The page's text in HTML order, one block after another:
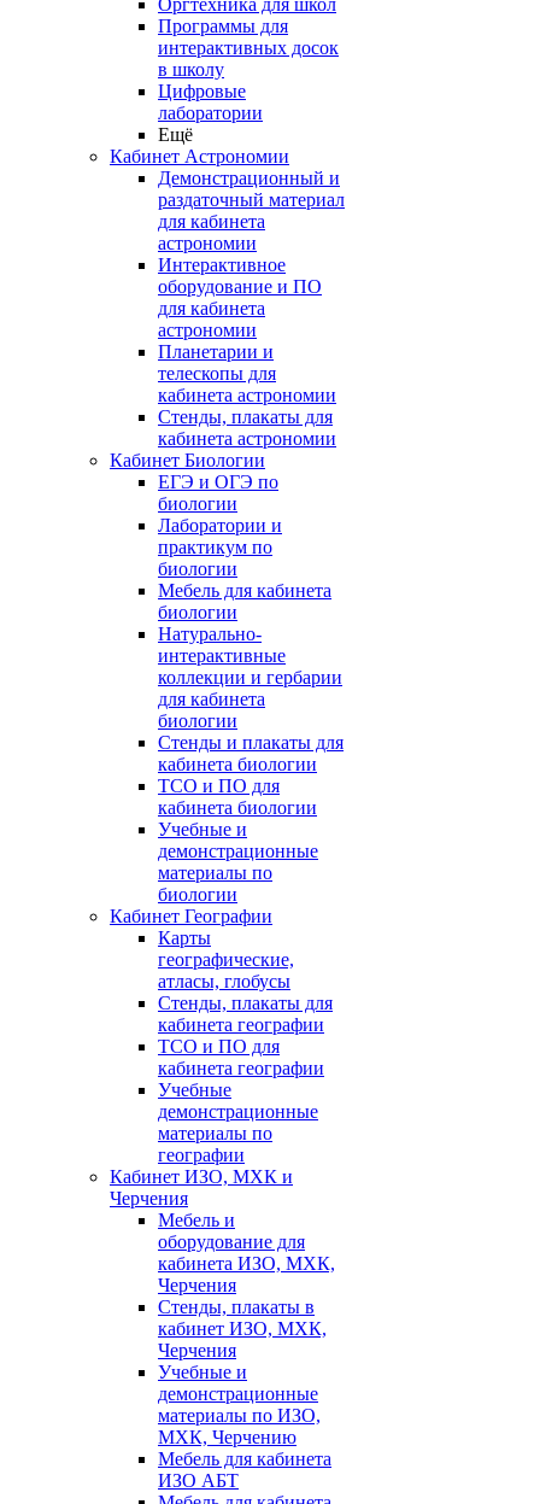
Оргтехника для школ
Программы для
интерактивных досок
в школу
Цифровые
лаборатории
Ещё
Кабинет Астрономии
Демонстрационный и
раздаточный материал
для кабинета
астрономии
Интерактивное
оборудование и ПО
для кабинета
астрономии
Планетарии и
телескопы для
кабинета астрономии
Стенды, плакаты для
кабинета астрономии
Кабинет Биологии
ЕГЭ и ОГЭ по
биологии
Лаборатории и
практикум по
биологии
Мебель для кабинета
биологии
Натурально-
интерактивные
коллекции и гербарии
для кабинета
биологии
Стенды и плакаты для
кабинета биологии
ТСО и ПО для
кабинета биологии
Учебные и
демонстрационные
материалы по
биологии
Кабинет Географии
Карты
географические,
атласы, глобусы
Стенды, плакаты для
кабинета географии
ТСО и ПО для
кабинета географии
Учебные
демонстрационные
материалы по
географии
Кабинет ИЗО, МХК и
Черчения
Мебель и
оборудование для
кабинета ИЗО, МХК,
Черчения
Стенды, плакаты в
кабинет ИЗО, МХК,
Черчения
Учебные и
демонстрационные
материалы по ИЗО,
МХК, Черчению
Мебель для кабинета
ИЗО АБТ